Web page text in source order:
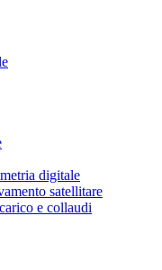
digitale
satellitare
e collaudi